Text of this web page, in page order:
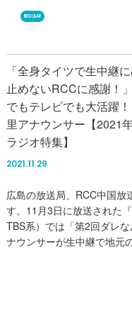
REGULAR
「全身タイツで生中継
止めないRCCに感謝！
でもテレビでも大活躍
里アナウンサー【2021
ラジオ特集】
2021.11.29
広島の放送局、RCC中国放
す。11月3日に放送された
TBS系）では「第2回ダレ
ナウンサーが生中継で地元